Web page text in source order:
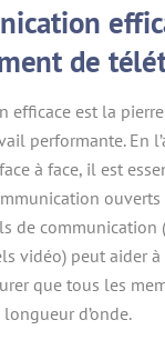
de
efficace est la
performante. En
à face, il est
de communication
vidéo) peut aider
que tous les
d’onde.